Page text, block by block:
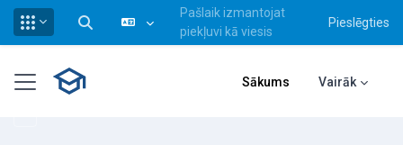
Pārslēgt meklēšanas ievadi
Pašlaik izmantojat
piekļuvi kā viesis
Pieslēgties
Sānu panelis Sākums Vairāk